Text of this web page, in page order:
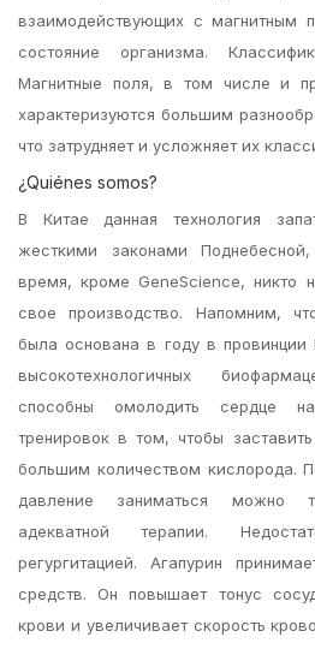
взаимодействующих с магнитным
состояние организма.
Магнитные поля, в том числе и
характеризуются большим
что затрудняет и усложняет их
¿Quiénes somos?
В Китае данная технология
жесткими законами
время, кроме GeneScience, никто
свое производство. Напомним,
была основана в году в
высокотехнологичных
способны омолодить сердце
тренировок в том, чтобы
большим количеством кислорода.
давление заниматься можно
адекватной терапии.
регургитацией. Агапурин
средств. Он повышает тонус
крови и увеличивает скорость